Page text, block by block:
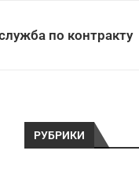
по контракту
РУБРИКИ